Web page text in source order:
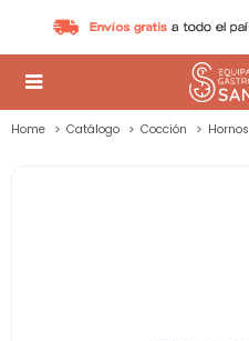

Home Catálogo Cocción Hornos